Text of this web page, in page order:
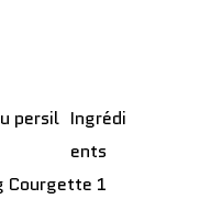
Ingrédi
ents
Courgette 1